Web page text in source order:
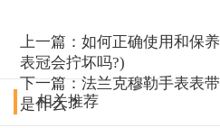
上一篇：如何正确使用和保
表冠会拧坏吗?)
下一篇：法兰克穆勒手表表
是什么？
相关推荐